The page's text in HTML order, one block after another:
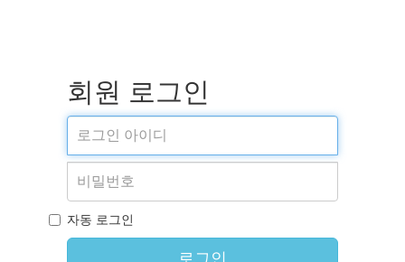
회원 로그인
자동 로그인
로그인